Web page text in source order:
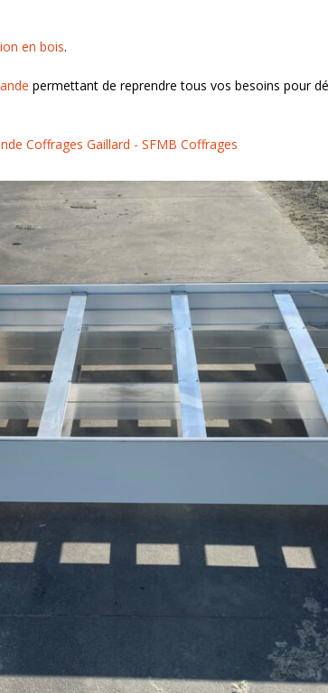
en bois.
permettant de reprendre tous vos besoins pour
Coffrages Gaillard - SFMB Coffrages